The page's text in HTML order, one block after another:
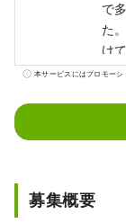
で
た
け
い
す
ア
本サービスにはプロモー
募集概要